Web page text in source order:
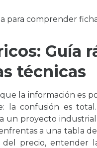
para comprender
Guía
técnicas
la información es
la confusión es
proyecto
a una tabla
precio, entender